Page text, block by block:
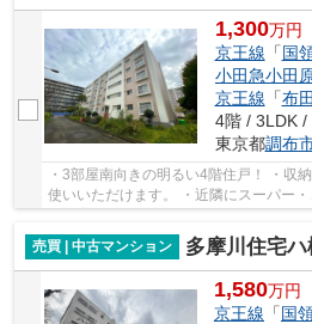
1,300万円
京王線 「国
小田急小田
京王線 「布田
4階 / 3LDK /
東京都調布
・3部屋南向きの明るい4階住戸！ ・収
使いいただけます。 ・近隣にスーパー
売買 | 中古マンション
多摩川住宅ハ
1,580万円
京王線 「国